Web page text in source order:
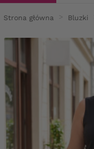
Strona główna Bluzki